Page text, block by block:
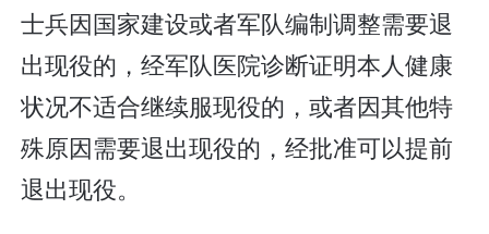
士兵因国家建设或者军队编制调整需要退
出现役的，经军队医院诊断证明本人健康
状况不适合继续服现役的，或者因其他特
殊原因需要退出现役的，经批准可以提前
退出现役。